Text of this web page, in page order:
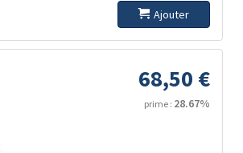
Ajouter
68,50 €
prime : 28.67%